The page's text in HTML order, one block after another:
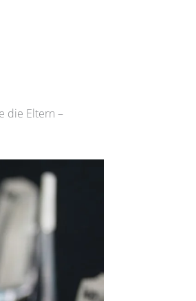
die Eltern –